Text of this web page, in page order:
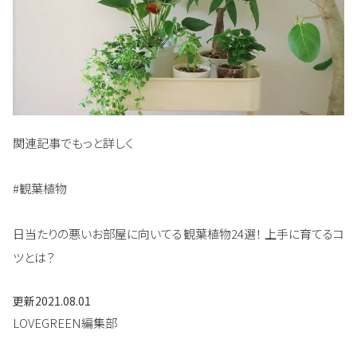
関連記事でもっと詳しく
#観葉植物
日当たりの悪いお部屋に向いてる観葉植物24選！ 上手に育てるコ
ツとは？
更新2021.08.01
LOVEGREEN編集部